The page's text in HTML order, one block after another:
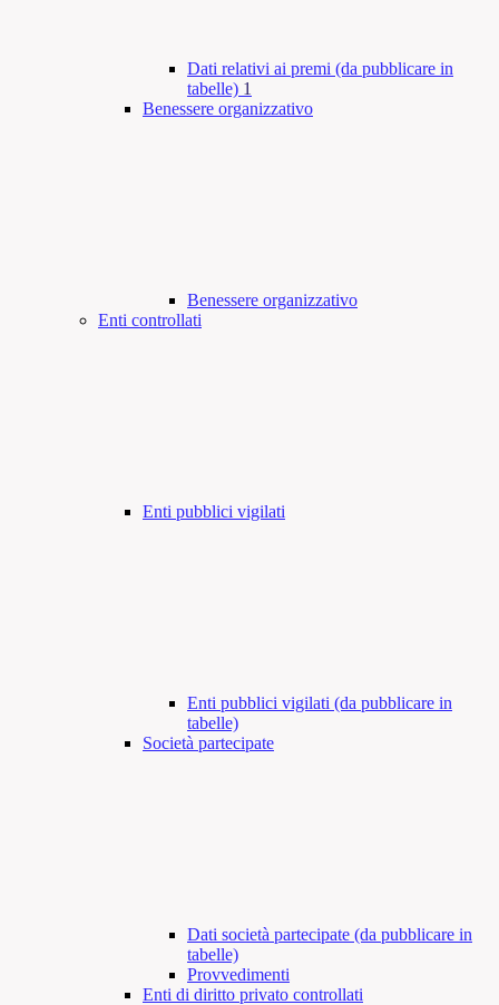
Dati relativi ai premi (da pubblicare in
tabelle) 1
Benessere organizzativo
Benessere organizzativo
Enti controllati
Enti pubblici vigilati
Enti pubblici vigilati (da pubblicare in
tabelle)
Società partecipate
Dati società partecipate (da pubblicare in
tabelle)
Provvedimenti
Enti di diritto privato controllati